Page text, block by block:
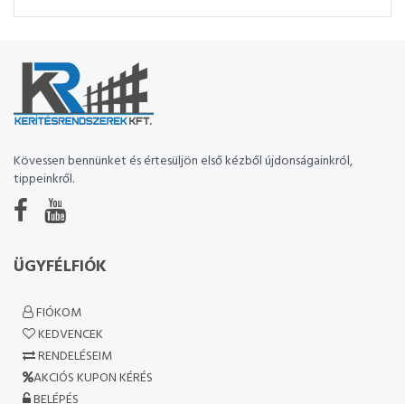
Kövessen bennünket és értesüljön első kézből újdonságainkról,
tippeinkről.
ÜGYFÉLFIÓK
FIÓKOM
KEDVENCEK
RENDELÉSEIM
AKCIÓS KUPON KÉRÉS
BELÉPÉS